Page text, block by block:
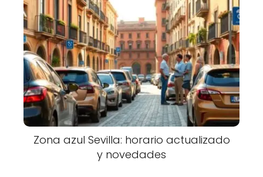
Zona azul Sevilla: horario actualizado
y novedades